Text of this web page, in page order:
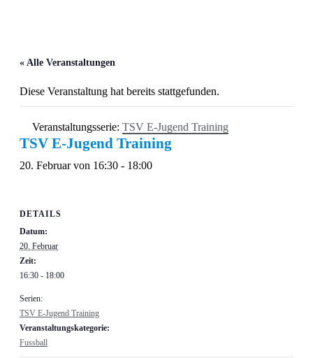
« Alle Veranstaltungen
Diese Veranstaltung hat bereits stattgefunden.
Veranstaltungsserie: TSV E-Jugend Training
TSV E-Jugend Training
20. Februar von 16:30 - 18:00
DETAILS
Datum:
20. Februar
Zeit:
16:30 - 18:00
Serien:
TSV E-Jugend Training
Veranstaltungskategorie:
Fussball